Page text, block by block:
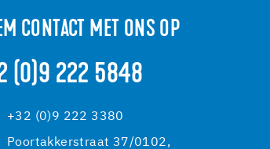
CONTACT MET ONS OP
(0)9 222 5848
+32 (0)9 222 3380
Poortakkerstraat 37/0102,